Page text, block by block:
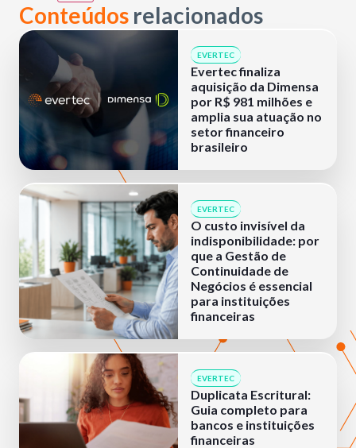
Conteúdos relacionados
EVERTEC
Evertec finaliza
aquisição da Dimensa
por R$ 981 milhões e
amplia sua atuação no
setor financeiro
brasileiro
EVERTEC
O custo invisível da
indisponibilidade: por
que a Gestão de
Continuidade de
Negócios é essencial
para instituições
financeiras
EVERTEC
Duplicata Escritural:
Guia completo para
bancos e instituições
financeiras